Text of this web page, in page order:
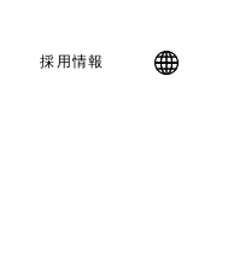
採用情報